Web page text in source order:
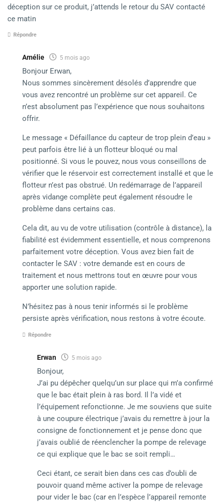
déception sur ce produit, j’attends le retour du SAV contacté
ce matin
Répondre
Amélie 5 mois ago
Bonjour Erwan,
Nous sommes sincèrement désolés d’apprendre que
vous avez rencontré un problème sur cet appareil. Ce
n’est absolument pas l’expérience que nous souhaitons
offrir.
Le message « Défaillance du capteur de trop plein d’eau »
peut parfois être lié à un flotteur bloqué ou mal
positionné. Si vous le pouvez, nous vous conseillons de
vérifier que le réservoir est correctement installé et que le
flotteur n’est pas obstrué. Un redémarrage de l’appareil
après vidange complète peut également résoudre le
problème dans certains cas.
Cela dit, au vu de votre utilisation (contrôle à distance), la
fiabilité est évidemment essentielle, et nous comprenons
parfaitement votre déception. Vous avez bien fait de
contacter le SAV : votre demande est en cours de
traitement et nous mettrons tout en œuvre pour vous
apporter une solution rapide.
N’hésitez pas à nous tenir informés si le problème
persiste après vérification, nous restons à votre écoute.
Répondre
Erwan 5 mois ago
Bonjour,
J’ai pu dépêcher quelqu’un sur place qui m’a confirmé
que le bac était plein à ras bord. Il l’a vidé et
l’équipement refonctionne. Je me souviens que suite
à une coupure électrique j’avais du remettre à jour la
consigne de fonctionnement et je pense donc que
j’avais oublié de réenclencher la pompe de relevage
ce qui explique que le bac se soit rempli…
Ceci étant, ce serait bien dans ces cas d’oubli de
pouvoir quand même activer la pompe de relevage
pour vider le bac (car en l’espèce l’appareil remonte